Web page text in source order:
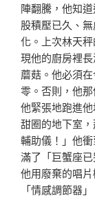
陣翻騰，他知
股積壓已久、
化。上次林天
現他的廚房裡
蘑菇。他必須
零。否則，他
他緊張地跑進
甜圈的地下室
輔助儀！」他
滿了「巨蟹座
他用廢棄的唱
「情感調節器